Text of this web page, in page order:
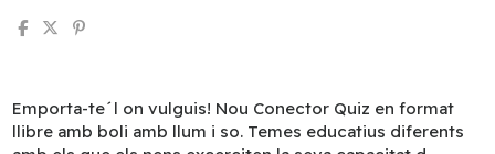
Emporta-te´l on vulguis! Nou Conector Quiz en format
llibre amb boli amb llum i so. Temes educatius diferents